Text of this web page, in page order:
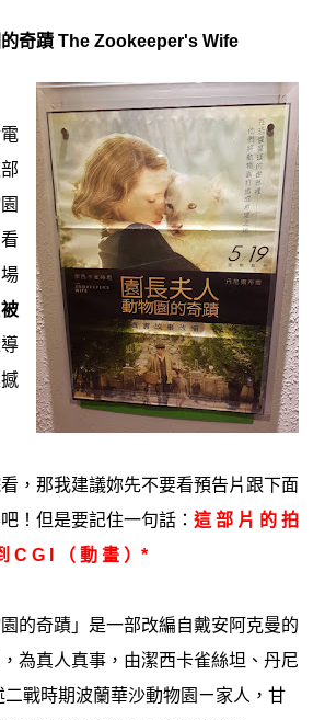
的奇蹟 The Zookeeper's Wife
被
，那我建議妳先不要看預告片跟下面
！但是要記住一句話： 這 部 片 的 拍
C G I （ 動 畫 ）*
園的奇蹟」是一部改編自戴安阿克曼的
為真人真事，由潔西卡雀絲坦、丹尼
戰時期波蘭華沙動物園ㄧ家人，甘